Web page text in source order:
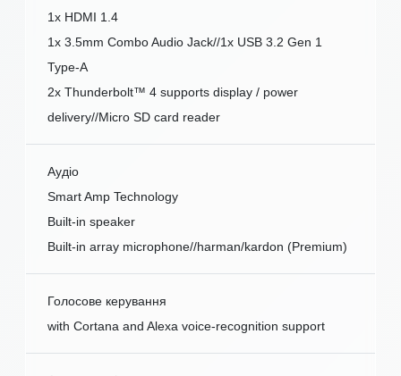
1x HDMI 1.4
1x 3.5mm Combo Audio Jack//1x USB 3.2 Gen 1
Type-A
2x Thunderbolt™ 4 supports display / power
delivery//Micro SD card reader
Аудіо
Smart Amp Technology
Built-in speaker
Built-in array microphone//harman/kardon (Premium)
Голосове керування
with Cortana and Alexa voice-recognition support